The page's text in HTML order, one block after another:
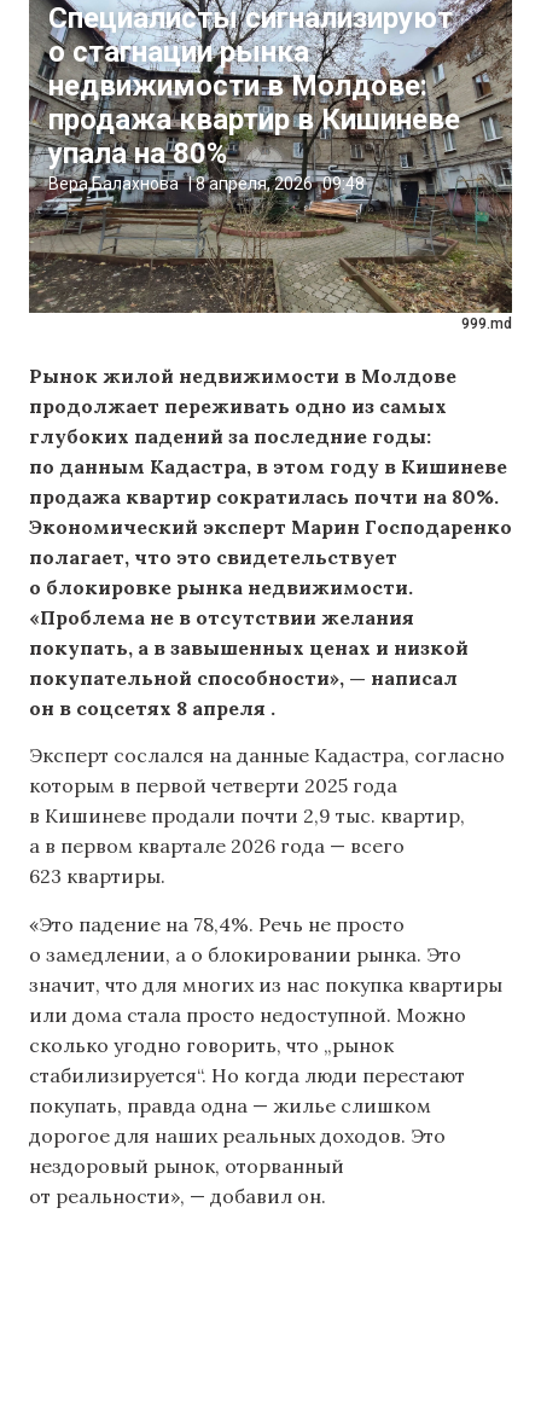
999.md
Специалисты сигнализируют
о стагнации рынка
недвижимости в Молдове:
продажа квартир в Кишиневе
упала на 80%
Вера Балахнова |8 апреля, 2026 09:48
Рынок жилой недвижимости в Молдове
продолжает переживать одно из самых
глубоких падений за последние годы:
по данным Кадастра, в этом году в Кишиневе
продажа квартир сократилась почти на 80%.
Экономический эксперт Марин Господаренко
полагает, что это свидетельствует
о блокировке рынка недвижимости.
«Проблема не в отсутствии желания
покупать, а в завышенных ценах и низкой
покупательной способности», — написал
он в соцсетях 8 апреля .
Эксперт сослался на данные Кадастра, согласно
которым в первой четверти 2025 года
в Кишиневе продали почти 2,9 тыс. квартир,
а в первом квартале 2026 года — всего
623 квартиры.
«Это падение на 78,4%. Речь не просто
о замедлении, а о блокировании рынка. Это
значит, что для многих из нас покупка квартиры
или дома стала просто недоступной. Можно
сколько угодно говорить, что „рынок
стабилизируется“. Но когда люди перестают
покупать, правда одна — жилье слишком
дорогое для наших реальных доходов. Это
нездоровый рынок, оторванный
от реальности», — добавил он.